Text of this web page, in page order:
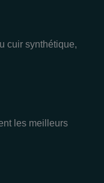
cuir synthétique,
les meilleurs